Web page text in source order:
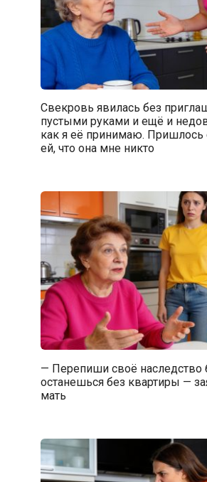
Свекровь явилась без
пустыми руками и ещё и
как я её принимаю. Пришлось
ей, что она мне никто
— Перепиши своё наследство
останешься без квартиры —
мать